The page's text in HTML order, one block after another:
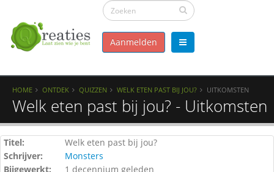
Aanmelden
HOME ONTDEK QUIZZEN WELK ETEN PAST BIJ JOU? UITKOMSTEN
Welk eten past bij jou? - Uitkomsten
Titel:
Welk eten past bij jou?
Schrijver:
Monsters
Bijgewerkt:
1 decennium geleden